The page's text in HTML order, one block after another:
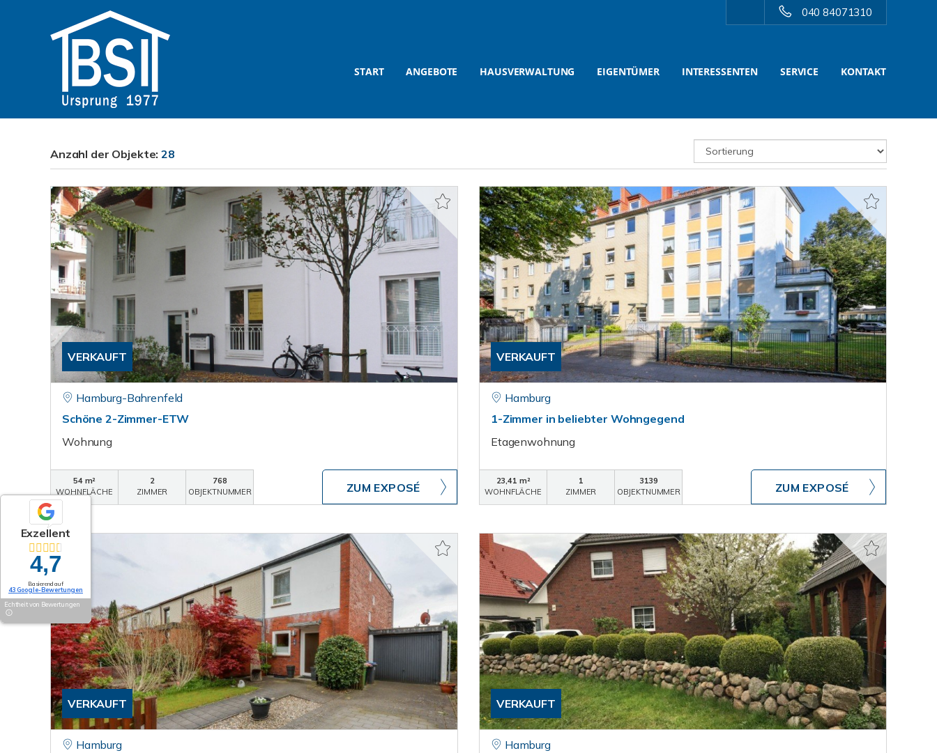
040 84071310
START ANGEBOTE HAUSVERWALTUNG EIGENTÜMER INTERESSENTEN SERVICE KONTAKT
Anzahl der Objekte:28
VERKAUFT
Hamburg-Bahrenfeld
Schöne 2-Zimmer-ETW
Wohnung
54 m²
WOHNFLÄCHE
2
ZIMMER
768
OBJEKTNUMMER
ZUM EXPOSÉ
VERKAUFT
Hamburg
1-Zimmer in beliebter Wohngegend
Etagenwohnung
23,41 m²
WOHNFLÄCHE
1
ZIMMER
3139
OBJEKTNUMMER
ZUM EXPOSÉ
VERKAUFT
Hamburg
VERKAUFT
Hamburg
Exzellent
4,7
Basierend auf
43 Google-Bewertungen
Echtheit von Bewertungen